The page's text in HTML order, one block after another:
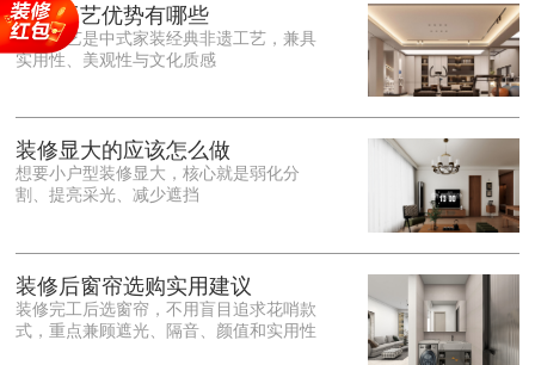
大气，意境悠远，自带东方中式雅致韵
味，耐看且不易过时。<o:p></o:p> 在工
艺品质上，徽派工艺遵循古法匠心工序，
保耐用，抗风化、耐腐蚀，使用
徽派工艺优势有哪些
徽派工艺是中式家装经典非遗工艺，兼具
实用性、美观性与文化质感
装修显大的应该怎么做
想要小户型装修显大，核心就是弱化分
割、提亮采光、减少遮挡
装修后窗帘选购实用建议
装修完工后选窗帘，不用盲目追求花哨款
式，重点兼顾遮光、隔音、颜值和实用性